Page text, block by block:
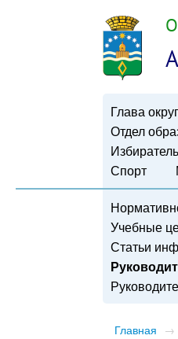
Глава
Отдел
Спорт
Учебные
Статьи
Главная →